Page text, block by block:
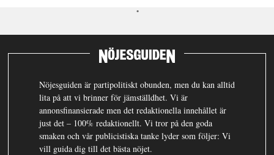
Nöjesguiden är partipolitiskt obunden, men du kan alltid
lita på att vi brinner för jämställdhet. Vi är
annonsfinansierade men det redaktionella innehållet är
just det – 100% redaktionellt. Vi tror på den goda
smaken och vår publicistiska tanke lyder som följer: Vi
vill guida dig till det bästa nöjet.